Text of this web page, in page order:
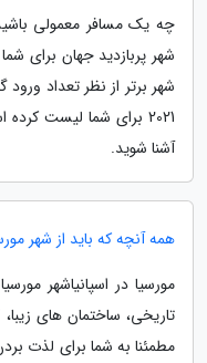
آشنا شوید.
همه آنچه که باید از شهر
مورسیا در اسپانیاشهر
تاریخی، ساختمان های
مطمئنا به شما برای لذت